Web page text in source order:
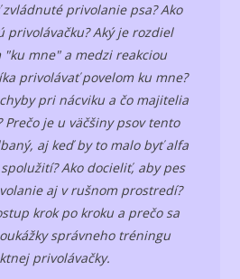
privolanie psa? Ako
privolávačku? Aký je rozdiel
"ku mne" a medzi reakciou
privolávať povelom ku mne?
pri nácviku a čo majitelia
je u väčšiny psov tento
aj keď by to malo byť alfa
Ako docieliť, aby pes
aj v rušnom prostredí?
krok po kroku a prečo sa
správneho tréningu
privolávačky.